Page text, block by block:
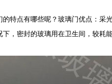
特点有哪些呢？玻璃门优点：采
，密封的玻璃用在卫生间，较耗